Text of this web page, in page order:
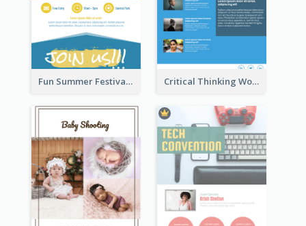
Fun Summer Festival Flyers Critical Thinking Workshop Flyer